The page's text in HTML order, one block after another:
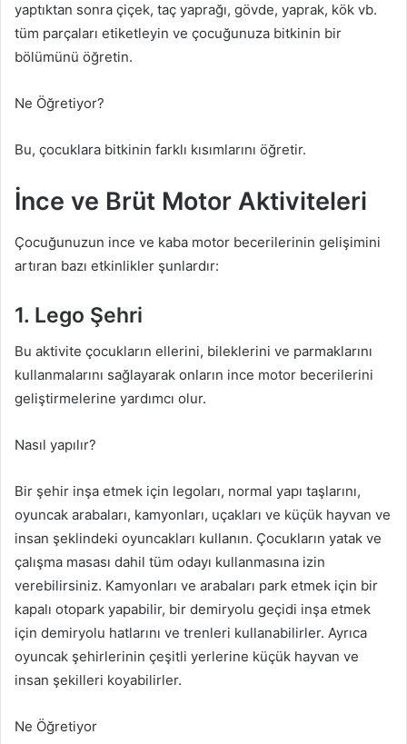
yaptıktan sonra çiçek, taç yaprağı, gövde, yaprak, kök vb.
tüm parçaları etiketleyin ve çocuğunuza bitkinin bir
bölümünü öğretin.
Ne Öğretiyor?
Bu, çocuklara bitkinin farklı kısımlarını öğretir.
İnce ve Brüt Motor Aktiviteleri
Çocuğunuzun ince ve kaba motor becerilerinin gelişimini
artıran bazı etkinlikler şunlardır:
1. Lego Şehri
Bu aktivite çocukların ellerini, bileklerini ve parmaklarını
kullanmalarını sağlayarak onların ince motor becerilerini
geliştirmelerine yardımcı olur.
Nasıl yapılır?
Bir şehir inşa etmek için legoları, normal yapı taşlarını,
oyuncak arabaları, kamyonları, uçakları ve küçük hayvan ve
insan şeklindeki oyuncakları kullanın. Çocukların yatak ve
çalışma masası dahil tüm odayı kullanmasına izin
verebilirsiniz. Kamyonları ve arabaları park etmek için bir
kapalı otopark yapabilir, bir demiryolu geçidi inşa etmek
için demiryolu hatlarını ve trenleri kullanabilirler. Ayrıca
oyuncak şehirlerinin çeşitli yerlerine küçük hayvan ve
insan şekilleri koyabilirler.
Ne Öğretiyor